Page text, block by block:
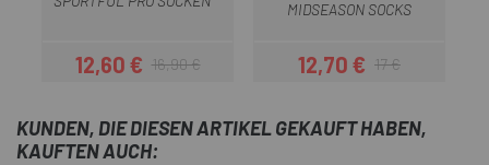
Preis
12,60 €Regulärer Preis
16,90 €
MIDSEASON SOCKS
Preis
12,70 €Regulärer Preis
17 €
KUNDEN, DIE DIESEN ARTIKEL GEKAUFT HABEN,
KAUFTEN AUCH: